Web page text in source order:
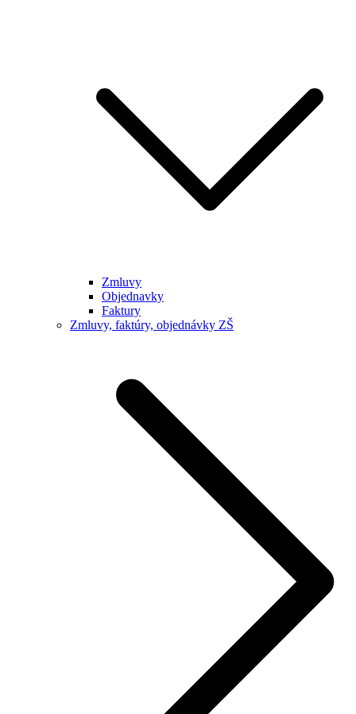
Zmluvy
Objednavky
Faktury
Zmluvy, faktúry, objednávky ZŠ